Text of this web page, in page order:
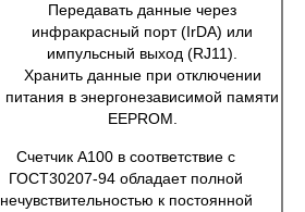
Передавать данные через
инфракрасный порт (IrDA) или
импульсный выход (RJ11).
Хранить данные при отключении
питания в энергонезависимой памяти
EEPROM.
Счетчик А100 в соответствие с
ГОСТ30207-94 обладает полной
нечувствительностью к постоянной